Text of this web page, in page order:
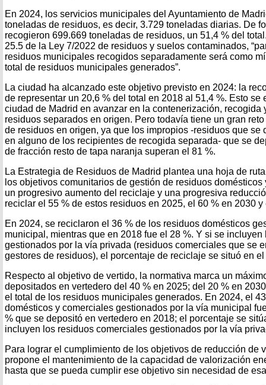
En 2024, los servicios municipales del Ayuntamiento de
toneladas de residuos, es decir, 3.729 toneladas diarias. De
recogieron 699.669 toneladas de residuos, un 51,4 % del
25.5 de la Ley 7/2022 de residuos y suelos contaminados,
residuos municipales recogidos separadamente será como
total de residuos municipales generados”.
La ciudad ha alcanzado este objetivo previsto en 2024: la
de representar un 20,6 % del total en 2018 al 51,4 %. Esto se
ciudad de Madrid en avanzar en la contenerización, recogida
residuos separados en origen. Pero todavía tiene un gran
de residuos en origen, ya que los impropios -residuos que se
en alguno de los recipientes de recogida separada- que se
de fracción resto de tapa naranja superan el 81 %.
La Estrategia de Residuos de Madrid plantea una hoja de
los objetivos comunitarios de gestión de residuos
un progresivo aumento del reciclaje y una progresiva
reciclar el 55 % de estos residuos en 2025, el 60 % en 2030
En 2024, se reciclaron el 36 % de los residuos domésticos
municipal, mientras que en 2018 fue el 28 %. Y si se
gestionados por la vía privada (residuos comerciales que se
gestores de residuos), el porcentaje de reciclaje se situó en
Respecto al objetivo de vertido, la normativa marca un
depositados en vertedero del 40 % en 2025; del 20 % en
el total de los residuos municipales generados. En 2024, el
domésticos y comerciales gestionados por la vía municipal
% que se depositó en vertedero en 2018; el porcentaje se
incluyen los residuos comerciales gestionados por la vía
Para lograr el cumplimiento de los objetivos de reducción de
propone el mantenimiento de la capacidad de valorización
hasta que se pueda cumplir ese objetivo sin necesidad de